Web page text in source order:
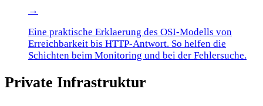
→
Eine praktische Erklaerung des OSI-Modells von
Erreichbarkeit bis HTTP-Antwort. So helfen die
Schichten beim Monitoring und bei der Fehlersuche.
Private Infrastruktur